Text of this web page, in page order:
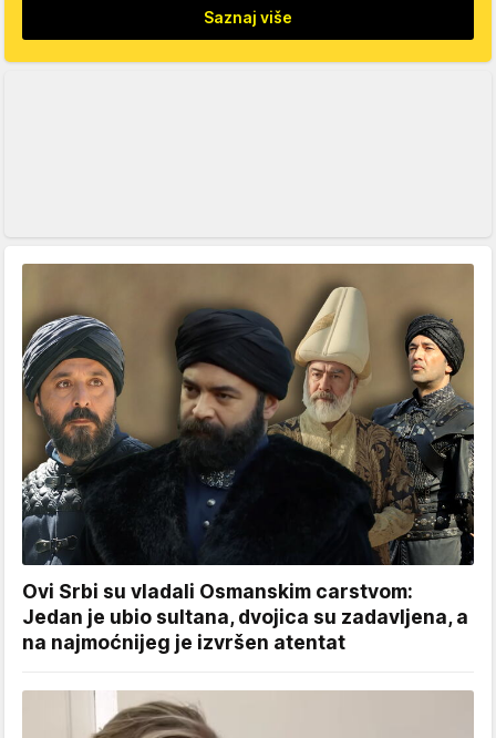
Saznaj više
Ovi Srbi su vladali Osmanskim carstvom:
Jedan je ubio sultana, dvojica su zadavljena, a
na najmoćnijeg je izvršen atentat